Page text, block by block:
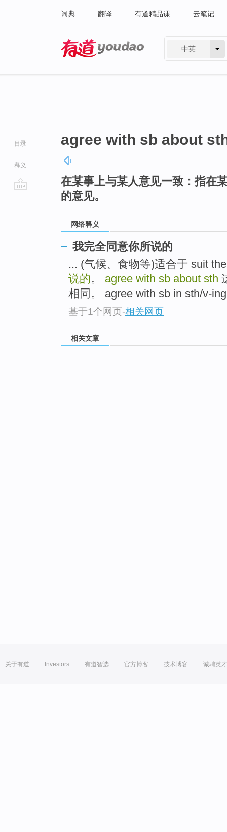
词典 翻译 有道精品课 云笔记
中英
目录
释义
agree with sb about
在某事上与某人意见一致：指在
的意见。
网络释义
我完全同意你所说的
... (气候、食物等)适合于 suit
说的。 agree with sb about sth
相同。 agree with sb in sth/v-
基于1个网页-相关网页
相关文章
关于有道 Investors 有道智选 官方博客 技术博客 诚聘英才